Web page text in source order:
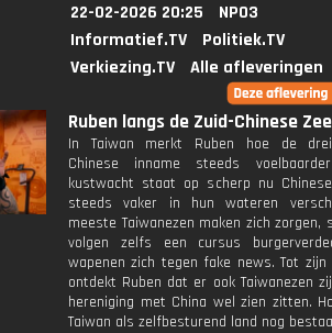
22-02-2026 20:25
NPO3
Informatief.TV
Politiek.TV
Verkiezing.TV
Alle afleveringen
Ruben langs de Zuid-Chinese
In Taiwan merkt Ruben hoe de
Chinese inname steeds
kustwacht staat op scherp nu
steeds vaker in hun wateren
meeste Taiwanezen maken zich zorgen,
volgen zelfs een cursus
wapenen zich tegen fake news. Tot zijn
ontdekt Ruben dat er ook Taiwanezen
hereniging met China wel zien zitten.
Taiwan als zelfbesturend land nog